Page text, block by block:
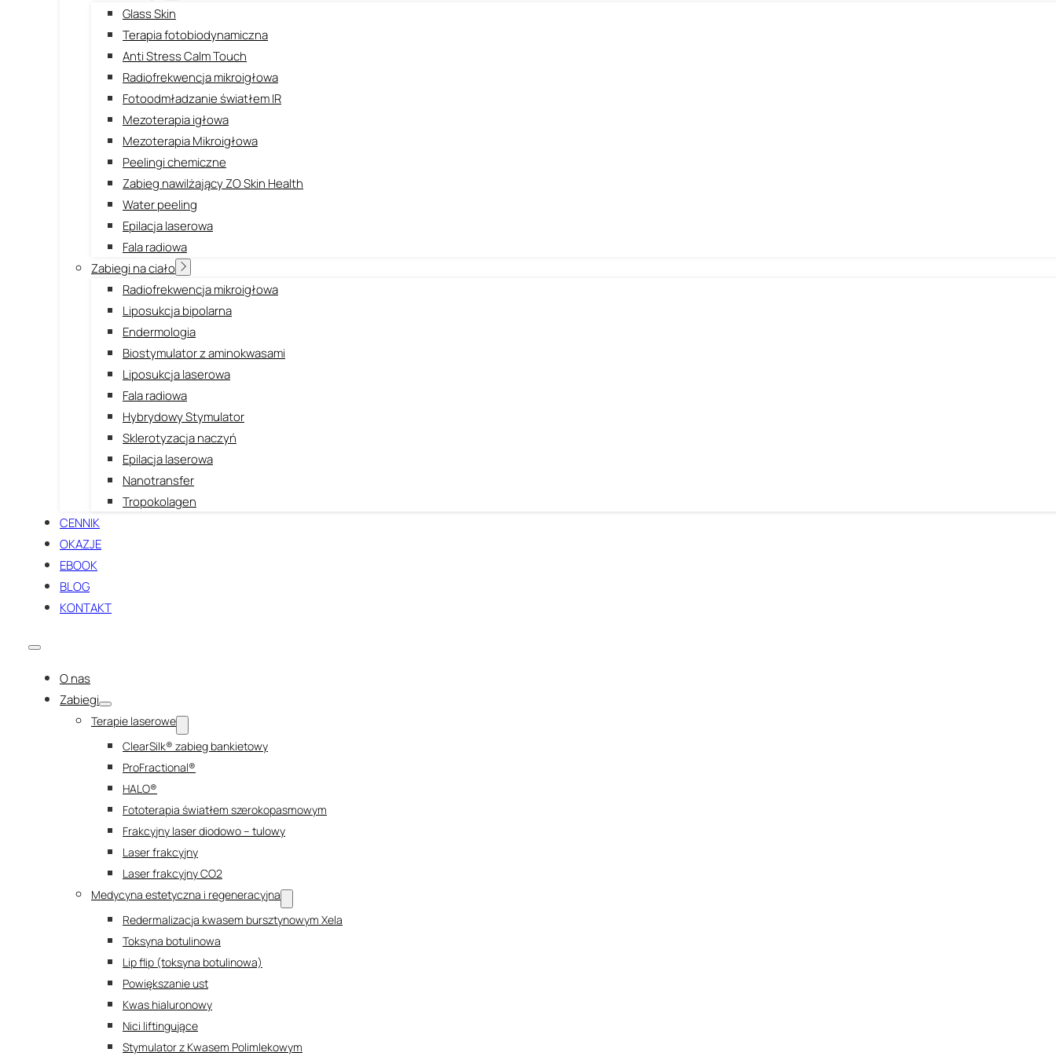
Glass Skin
Terapia fotobiodynamiczna
Anti Stress Calm Touch
Radiofrekwencja mikroigłowa
Fotoodmładzanie światłem IR
Mezoterapia igłowa
Mezoterapia Mikroigłowa
Peelingi chemiczne
Zabieg nawilżający ZO Skin Health
Water peeling
Epilacja laserowa
Fala radiowa
Zabiegi na ciało
Radiofrekwencja mikroigłowa
Liposukcja bipolarna
Endermologia
Biostymulator z aminokwasami
Liposukcja laserowa
Fala radiowa
Hybrydowy Stymulator
Sklerotyzacja naczyń
Epilacja laserowa
Nanotransfer
Tropokolagen
CENNIK
OKAZJE
EBOOK
BLOG
KONTAKT
O nas
Zabiegi
Terapie laserowe
ClearSilk® zabieg bankietowy
ProFractional®
HALO®
Fototerapia światłem szerokopasmowym
Frakcyjny laser diodowo – tulowy
Laser frakcyjny
Laser frakcyjny CO2
Medycyna estetyczna i regeneracyjna
Redermalizacja kwasem bursztynowym Xela
Toksyna botulinowa
Lip flip (toksyna botulinowa)
Powiększanie ust
Kwas hialuronowy
Nici liftingujące
Stymulator z Kwasem Polimlekowym